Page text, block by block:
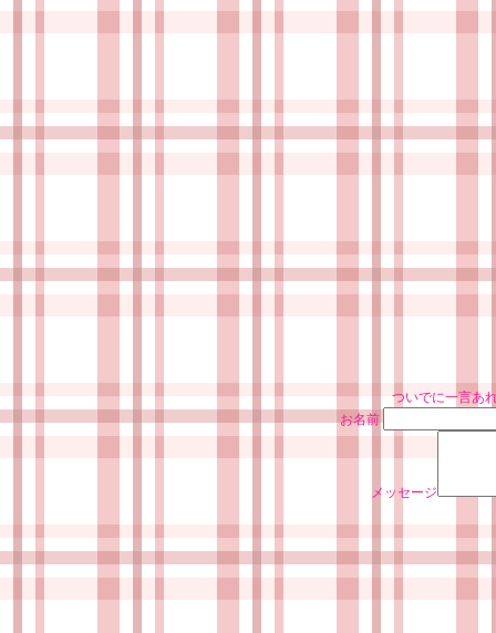
ついでに一言あ
お名前
メッセージ